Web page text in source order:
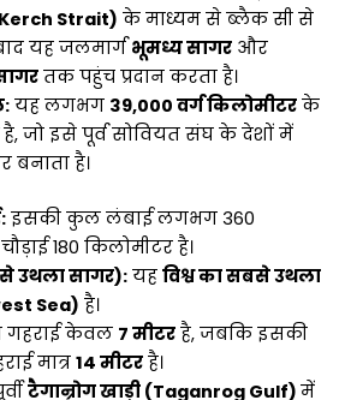
Strait) के माध्यम से ब्लैक सी से
यह जलमार्ग भूमध्य सागरऔर
तक पहुंच प्रदान करता है।
यह लगभग 39,000 वर्ग किलोमीटरके
है, जो इसे पूर्व सोवियत संघ के देशों में
बनाता है।
इसकी कुल लंबाई लगभग 360
180 किलोमीटर है।
उथला सागर):यह विश्व का सबसे उथला
Sea) है।
केवल 7 मीटरहै, जबकि इसकी
मात्र 14 मीटरहै।
टैगान्रोग खाड़ी (Taganrog Gulf) में